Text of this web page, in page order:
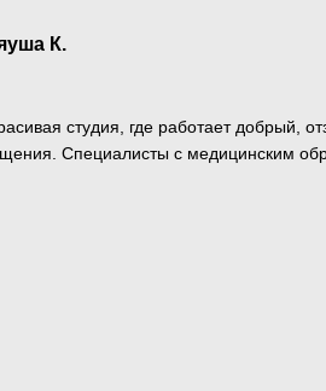
К.
студия, где работает добрый,
Специалисты с медицинским